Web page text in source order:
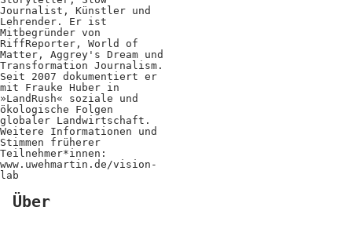
Journalist, Künstler und
Lehrender. Er ist
Mitbegründer von
RiffReporter, World of
Matter, Aggrey's Dream und
Transformation Journalism.
Seit 2007 dokumentiert er
mit Frauke Huber in
»LandRush« soziale und
ökologische Folgen
globaler Landwirtschaft.
Weitere Informationen und
Stimmen früherer
Teilnehmer*innen:
www.uwehmartin.de/vision-
lab
Über